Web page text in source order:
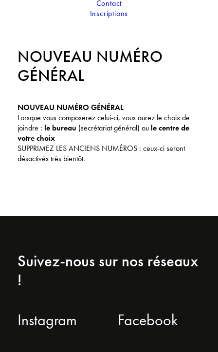
Contact
Inscriptions
NOUVEAU NUMÉRO
GÉNÉRAL
NOUVEAU NUMÉRO GÉNÉRAL
Lorsque vous composerez celui-ci, vous aurez le choix de
joindre : le bureau (secrétariat général) ou le centre de
votre choix
SUPPRIMEZ LES ANCIENS NUMÉROS : ceux-ci seront
désactivés très bientôt.
Suivez-nous sur nos réseaux
!
Instagram Facebook